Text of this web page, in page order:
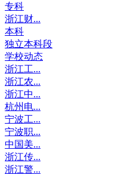
专科
浙江财...
本科
独立本科段
学校动态
浙江工...
浙江农...
浙江中...
杭州电...
宁波工...
宁波职...
中国美...
浙江传...
浙江警...